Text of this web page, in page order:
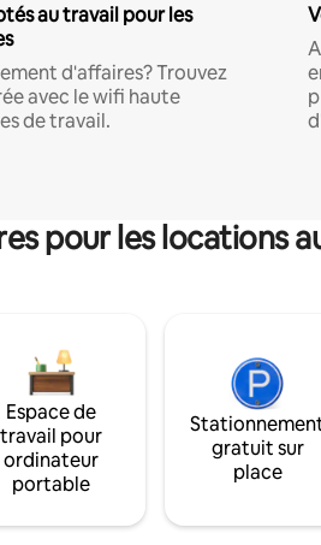
au travail pour les
d'affaires? Trouvez
avec le wifi haute
de travail.
pour les locations
Espace de
travail pour
ordinateur
portable
gratuit sur
place